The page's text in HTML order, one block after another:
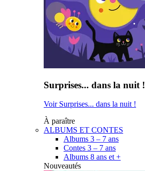
Surprises... dans la nuit !
Voir Surprises... dans la nuit !
À paraître
ALBUMS ET CONTES
Albums 3 – 7 ans
Contes 3 – 7 ans
Albums 8 ans et +
Nouveautés